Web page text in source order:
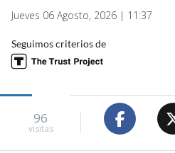
Jueves 06 Agosto, 2026 | 11:37
Seguimos criterios de
96
visitas